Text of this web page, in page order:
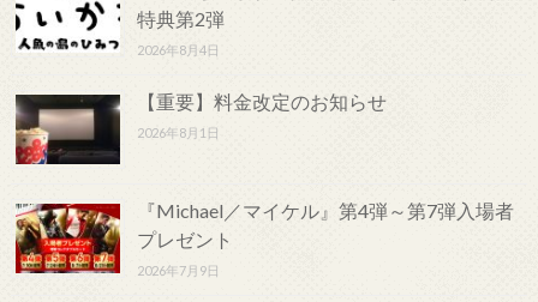
特典第2弾
2026年8月4日
【重要】料金改定のお知らせ
2026年8月1日
『Michael／マイケル』第4弾～第7弾入場者
プレゼント
2026年7月9日